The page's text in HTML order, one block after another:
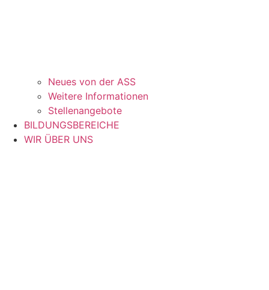
Neues von der ASS
Weitere Informationen
Stellenangebote
BILDUNGSBEREICHE
WIR ÜBER UNS